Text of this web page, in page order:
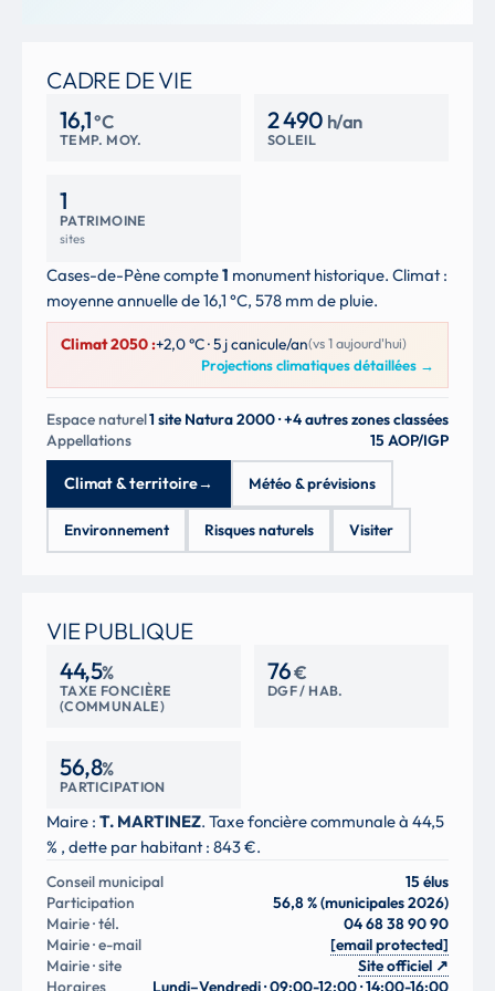
CADRE DE VIE
16,1°C
TEMP. MOY.
2 490 h/an
SOLEIL
1
PATRIMOINE
sites
Cases-de-Pène compte1 monument historique. Climat :
moyenne annuelle de 16,1 °C, 578 mm de pluie.
Climat 2050 :+2,0 °C · 5 j canicule/an(vs 1 aujourd'hui)
Projections climatiques détaillées →
Espace naturel1 site Natura 2000 · +4 autres zones classées
Appellations
15 AOP/IGP
Climat & territoire→ Météo & prévisions
Environnement Risques naturels Visiter
VIE PUBLIQUE
44,5%
TAXE FONCIÈRE
(COMMUNALE)
76€
DGF / HAB.
56,8%
PARTICIPATION
Maire : T. MARTINEZ. Taxe foncière communale à 44,5
% , dette par habitant : 843 €.
Conseil municipal
15 élus
Participation
56,8 % (municipales 2026)
Mairie · tél.
04 68 38 90 90
Mairie · e-mail
[email protected]
Mairie · site
Site officiel ↗
Horaires
Lundi–Vendredi · 09:00-12:00 · 14:00-16:00